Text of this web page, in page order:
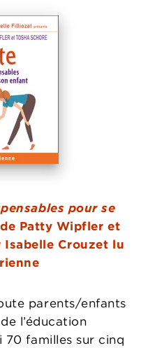
pour se
Patty Wipfler et
Isabelle Crouzet lu
parents/enfants
l’éducation
70 familles sur cinq